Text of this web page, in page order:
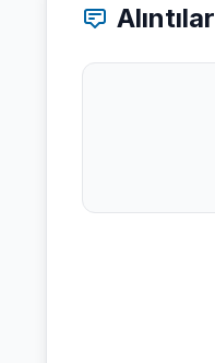
Alıntılar